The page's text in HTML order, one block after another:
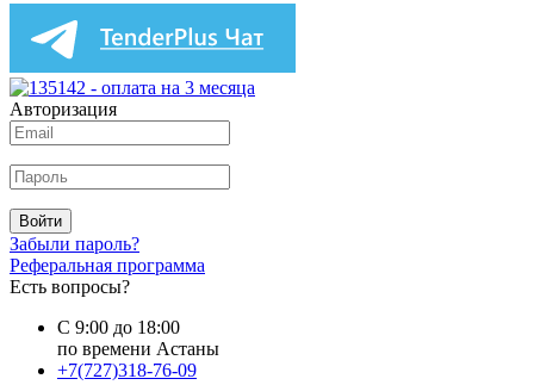
Авторизация
Войти
Забыли пароль?
Реферальная программа
Есть вопросы?
С 9:00 до 18:00
по времени Астаны
+7(727)318-76-09